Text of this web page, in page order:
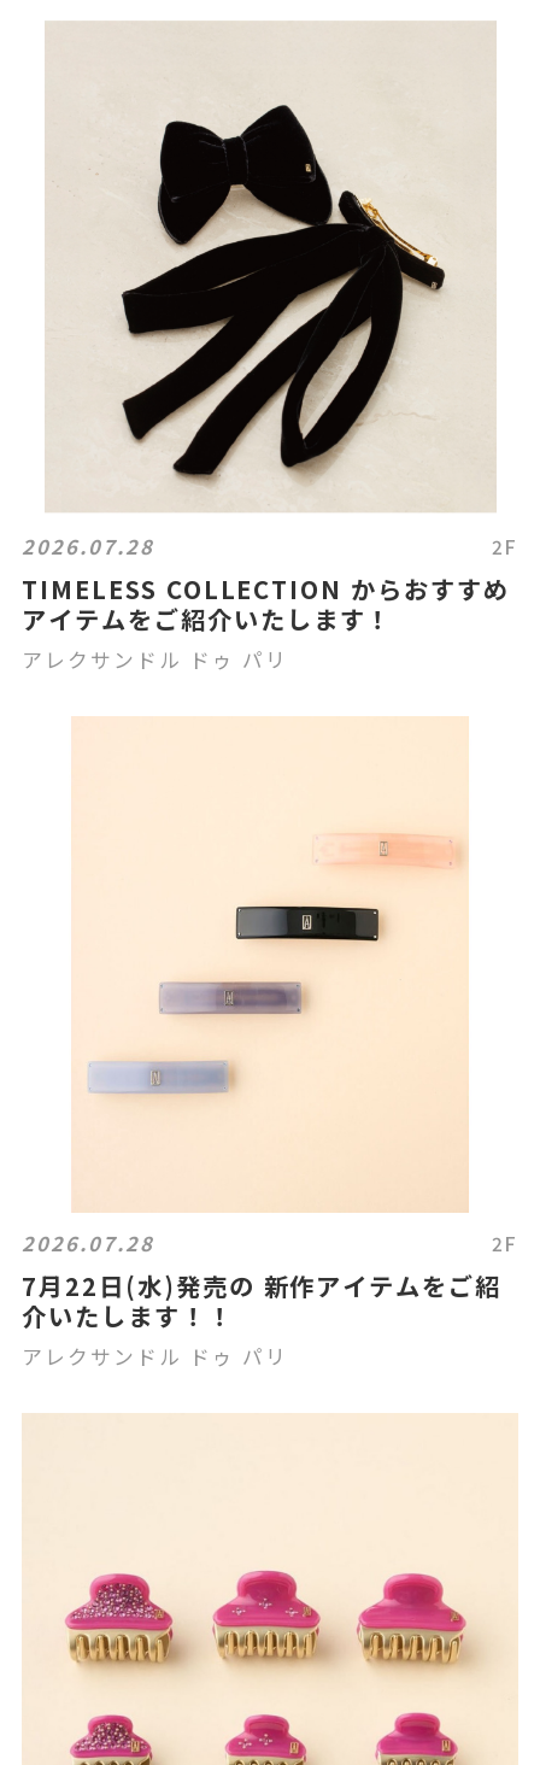
2026.07.28 2F
TIMELESS COLLECTION からおすすめ
アイテムをご紹介いたします！
アレクサンドル ドゥ パリ
2026.07.28 2F
7月22日(水)発売の 新作アイテムをご紹
介いたします！！
アレクサンドル ドゥ パリ